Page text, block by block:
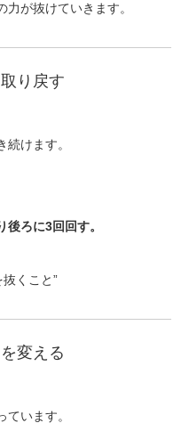
が抜けていきます。
り戻す
けます。
ろに3回回す。
くこと”
変える
います。